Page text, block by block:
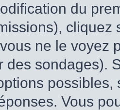
du
cliquez
ne le voyez
des sondages).
Vous